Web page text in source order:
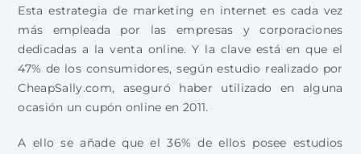
Esta estrategia de marketing en internet es cada vez
más empleada por las empresas y corporaciones
dedicadas a la venta online. Y la clave está en que el
47% de los consumidores, según estudio realizado por
CheapSally.com, aseguró haber utilizado en alguna
ocasión un cupón online en 2011.
A ello se añade que el 36% de ellos posee estudios